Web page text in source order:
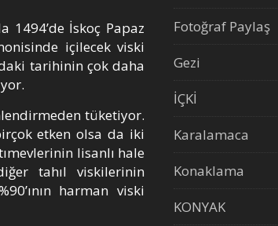
İskoç Papaz
içilecek viski
tarihinin çok daha
tüketiyor.
etken olsa da iki
lisanlı hale
tahıl viskilerinin
harman viski
Fotoğraf Paylaş
Gezi
İÇKİ
Karalamaca
Konaklama
KONYAK